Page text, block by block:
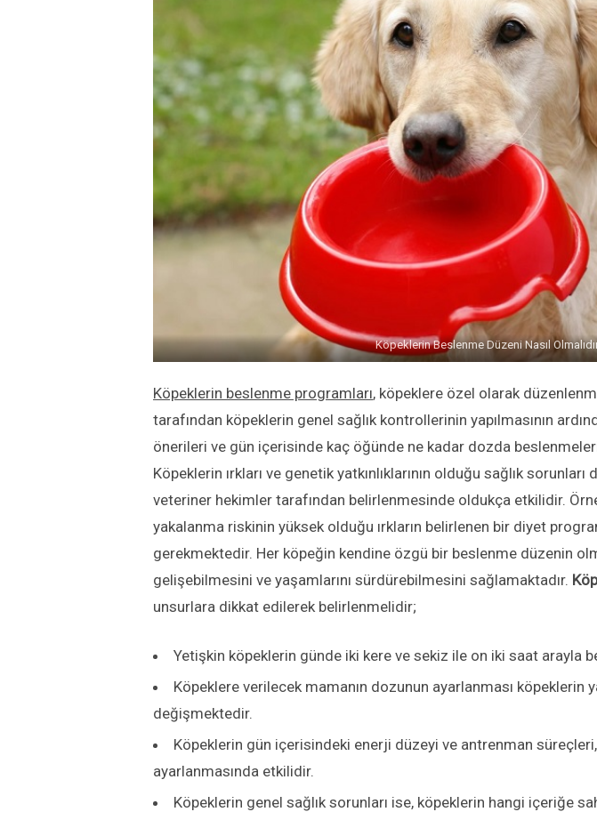
Köpeklerin Beslenme Düzeni Nasıl
Köpeklerin beslenme programları, köpeklere özel olarak
tarafından köpeklerin genel sağlık kontrollerinin yapılmasının
önerileri ve gün içerisinde kaç öğünde ne kadar dozda
Köpeklerin ırkları ve genetik yatkınlıklarının olduğu sağlık
veteriner hekimler tarafından belirlenmesinde oldukça etkilidir.
yakalanma riskinin yüksek olduğu ırkların belirlenen bir diyet
gerekmektedir. Her köpeğin kendine özgü bir beslenme düzenin
gelişebilmesini ve yaşamlarını sürdürebilmesini sağlamaktadır.
unsurlara dikkat edilerek belirlenmelidir;
Yetişkin köpeklerin günde iki kere ve sekiz ile on iki saat arayla
Köpeklere verilecek mamanın dozunun ayarlanması köpeklerin
değişmektedir.
Köpeklerin gün içerisindeki enerji düzeyi ve antrenman süreçleri,
ayarlanmasında etkilidir.
Köpeklerin genel sağlık sorunları ise, köpeklerin hangi içeriğe